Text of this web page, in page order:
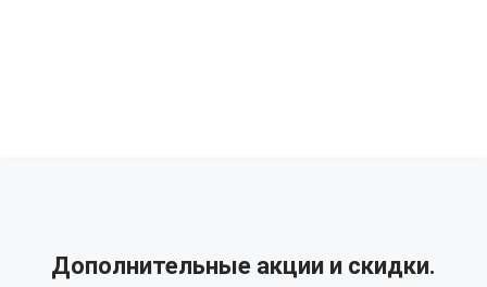
Дополнительные акции и скидки.